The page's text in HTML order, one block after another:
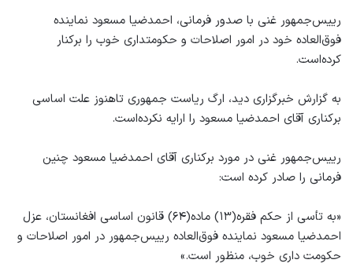
رییس‌جمهور غنی با صدور فرمانی، احمدضیا مسعود نماینده
فوق‌العاده خود در امور اصلاحات و حکومتداری خوب را برکنار
کرده‌است.
به گزارش خبرگزاری دید، ارگ ریاست جمهوری تاهنوز علت اساسی
برکناری آقای احمدضیا مسعود را ارایه نکرده‌است.
رییس‌جمهور غنی در مورد برکناری آقای احمدضیا مسعود چنین
فرمانی را صادر کرده است:
«به تأسی از حکم فقره(۱۳) ماده(۶۴) قانون اساسی افغانستان، عزل
احمدضیا مسعود نماینده فوق‌العاده رییس‌جمهور در امور اصلاحات و
حکومت داری خوب، منظور است.»